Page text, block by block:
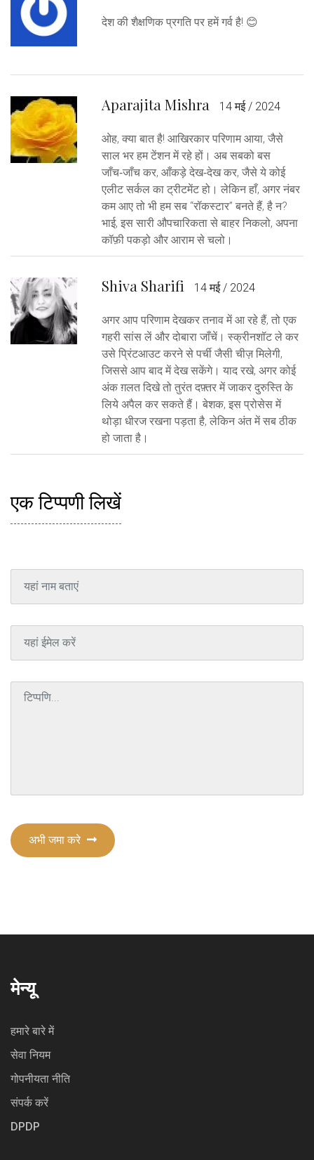
देश की शैक्षणिक प्रगति पर हमें गर्व है! 😊
Aparajita Mishra 14 मई / 2024
ओह, क्या बात है! आखिरकार परिणाम आया, जैसे
साल भर हम टेंशन में रहे हों। अब सबको बस
जाँच‑जाँच कर, आँकड़े देख‑देख कर, जैसे ये कोई
एलीट सर्कल का ट्रीटमेंट हो। लेकिन हाँ, अगर नंबर
कम आए तो भी हम सब “रॉकस्टार” बनते हैं, है न?
भाई, इस सारी औपचारिकता से बाहर निकलो, अपना
कॉफ़ी पकड़ो और आराम से चलो।
Shiva Sharifi 14 मई / 2024
अगर आप परिणाम देखकर तनाव में आ रहे हैं, तो एक
गहरी सांस लें और दोबारा जाँचें। स्क्रीनशॉट ले कर
उसे प्रिंटआउट करने से पर्ची जैसी चीज़ मिलेगी,
जिससे आप बाद में देख सकेंगे। याद रखे, अगर कोई
अंक ग़लत दिखे तो तुरंत दफ़्तर में जाकर दुरुस्ति के
लिये अपैल कर सकते हैं। बेशक, इस प्रोसेस में
थोड़ा धीरज रखना पड़ता है, लेकिन अंत में सब ठीक
हो जाता है।
एक टिप्पणी लिखें
अभी जमा करे
मेन्यू
हमारे बारे में
सेवा नियम
गोपनीयता नीति
संपर्क करें
DPDP